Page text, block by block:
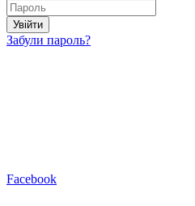
Увійти
Забули пароль?
Facebook